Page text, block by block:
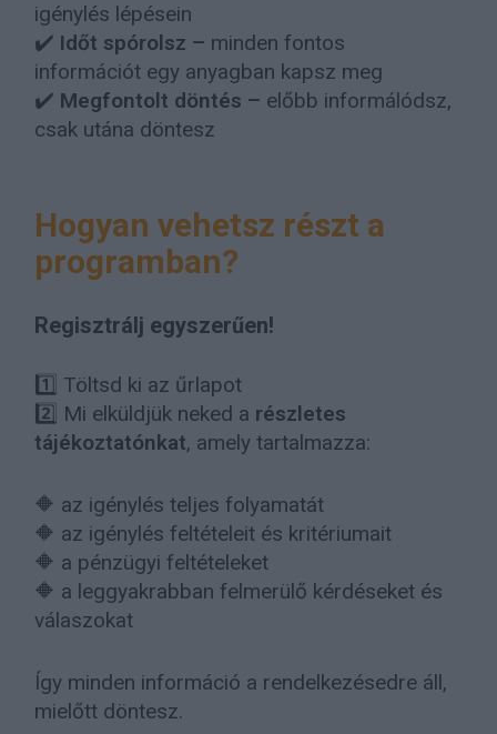
igénylés lépésein
✔️ Időt spórolsz – minden fontos
információt egy anyagban kapsz meg
✔️ Megfontolt döntés – előbb informálódsz,
csak utána döntesz
Hogyan vehetsz részt a
programban?
Regisztrálj egyszerűen!
1️⃣ Töltsd ki az űrlapot
2️⃣ Mi elküldjük neked a részletes
tájékoztatónkat, amely tartalmazza:
🔶 az igénylés teljes folyamatát
🔶 az igénylés feltételeit és kritériumait
🔶 a pénzügyi feltételeket
🔶 a leggyakrabban felmerülő kérdéseket és
válaszokat
Így minden információ a rendelkezésedre áll,
mielőtt döntesz.